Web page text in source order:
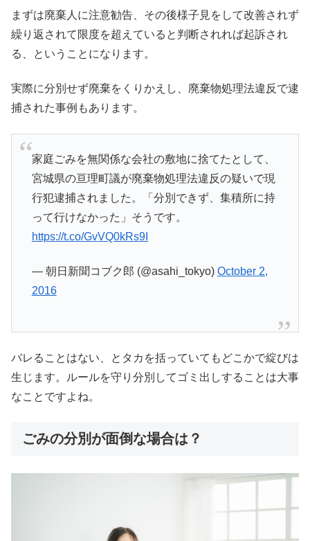
まずは廃棄人に注意勧告、その後様子見をして改善されず
繰り返されて限度を超えていると判断されれば起訴され
る、ということになります。
実際に分別せず廃棄をくりかえし、廃棄物処理法違反で逮
捕された事例もあります。
家庭ごみを無関係な会社の敷地に捨てたとして、
宮城県の亘理町議が廃棄物処理法違反の疑いで現
行犯逮捕されました。「分別できず、集積所に持
って行けなかった」そうです。
https://t.co/GvVQ0kRs9I
— 朝日新聞コブク郎 (@asahi_tokyo) October 2,
2016
バレることはない、とタカを括っていてもどこかで綻びは
生じます。ルールを守り分別してゴミ出しすることは大事
なことですよね。
ごみの分別が面倒な場合は？